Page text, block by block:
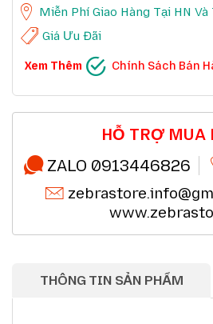
Miễn Phí Giao Hàng Tại HN Và
Giá Ưu Đãi
CHÍNH SÁCH BÁN HÀNG VÀ
Ưu đãi chuỗi cửa hàng, siêu thị
Ưu đãi khách hàng doanh
Đổi mới sản phẩm trong 7 ngày
Mua online - giao hàng nhanh
Chất lượng sản phẩm chính hãng
Thanh toán chuyển khoản
Xem Thêm Chính Sách Bán
HỖ TRỢ MUA
ZALO 0913446826
THÔNG TIN SẢN PHẨM